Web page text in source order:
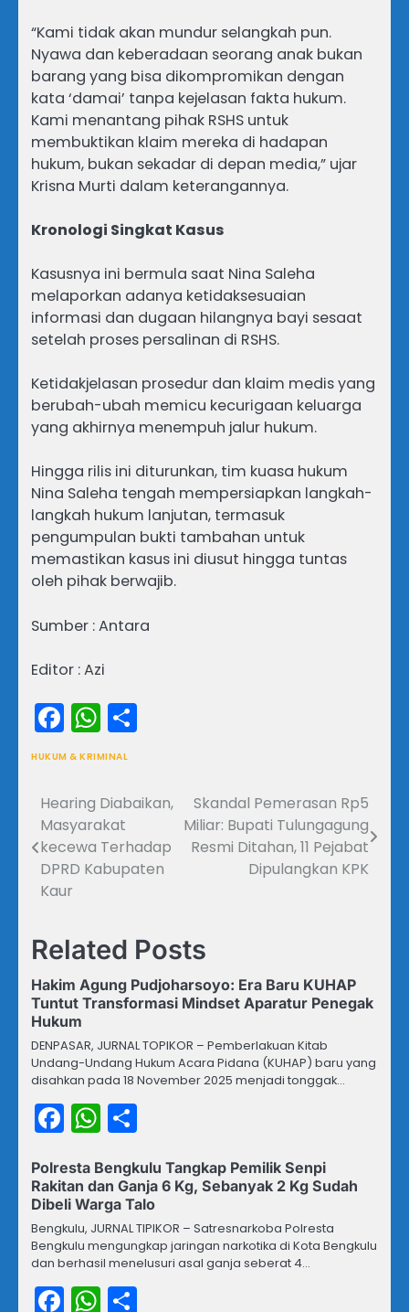
“Kami tidak akan mundur selangkah pun.
Nyawa dan keberadaan seorang anak bukan
barang yang bisa dikompromikan dengan
kata ‘damai’ tanpa kejelasan fakta hukum.
Kami menantang pihak RSHS untuk
membuktikan klaim mereka di hadapan
hukum, bukan sekadar di depan media,” ujar
Krisna Murti dalam keterangannya.
Kronologi Singkat Kasus
Kasusnya ini bermula saat Nina Saleha
melaporkan adanya ketidaksesuaian
informasi dan dugaan hilangnya bayi sesaat
setelah proses persalinan di RSHS.
Ketidakjelasan prosedur dan klaim medis yang
berubah-ubah memicu kecurigaan keluarga
yang akhirnya menempuh jalur hukum.
Hingga rilis ini diturunkan, tim kuasa hukum
Nina Saleha tengah mempersiapkan langkah-
langkah hukum lanjutan, termasuk
pengumpulan bukti tambahan untuk
memastikan kasus ini diusut hingga tuntas
oleh pihak berwajib.
Sumber : Antara
Editor : Azi
Facebook
WhatsApp
HUKUM & KRIMINAL
Navigasi
pos
Hearing Diabaikan,
Masyarakat
kecewa Terhadap
DPRD Kabupaten
Kaur
Skandal Pemerasan Rp5
Miliar: Bupati Tulungagung
Resmi Ditahan, 11 Pejabat
Dipulangkan KPK
Related Posts
Hakim Agung Pudjoharsoyo: Era Baru KUHAP
Tuntut Transformasi Mindset Aparatur Penegak
Hukum
DENPASAR, JURNAL TOPIKOR – Pemberlakuan Kitab
Undang-Undang Hukum Acara Pidana (KUHAP) baru yang
disahkan pada 18 November 2025 menjadi tonggak…
Facebook
WhatsApp
Polresta Bengkulu Tangkap Pemilik Senpi
Rakitan dan Ganja 6 Kg, Sebanyak 2 Kg Sudah
Dibeli Warga Talo
Bengkulu, JURNAL TIPIKOR – Satresnarkoba Polresta
Bengkulu mengungkap jaringan narkotika di Kota Bengkulu
dan berhasil menelusuri asal ganja seberat 4…
Facebook
WhatsApp